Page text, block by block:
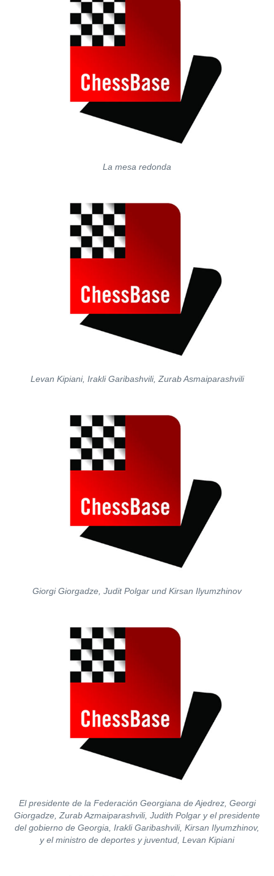
La mesa redonda
Levan Kipiani, Irakli Garibashvili, Zurab Asmaiparashvili
Giorgi Giorgadze, Judit Polgar und Kirsan Ilyumzhinov
El presidente de la Federación Georgiana de Ajedrez, Georgi
Giorgadze, Zurab Azmaiparashvili, Judith Polgar y el presidente
del gobierno de Georgia, Irakli Garibashvili, Kirsan Ilyumzhinov,
y el ministro de deportes y juventud, Levan Kipiani